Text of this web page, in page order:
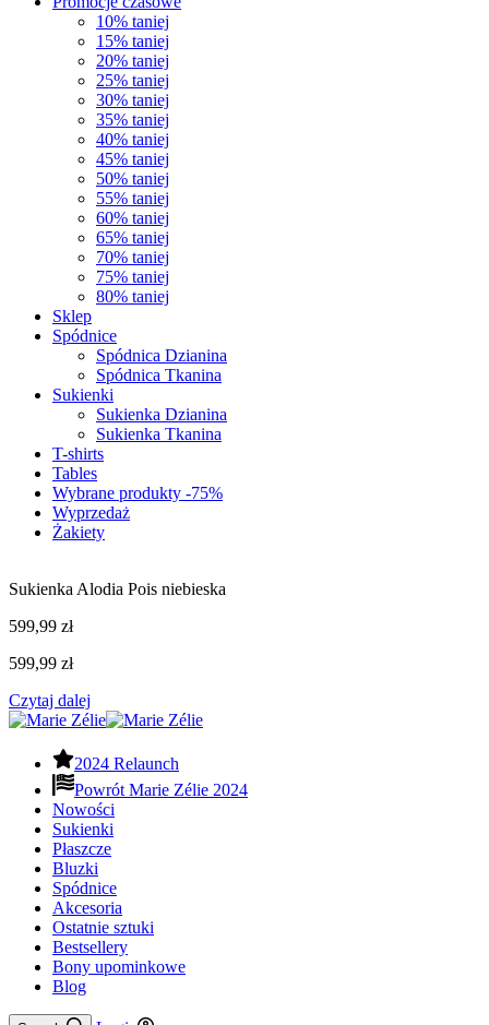
10% taniej
15% taniej
20% taniej
25% taniej
30% taniej
35% taniej
40% taniej
45% taniej
50% taniej
55% taniej
60% taniej
65% taniej
70% taniej
75% taniej
80% taniej
Sklep
Spódnice
Spódnica Dzianina
Spódnica Tkanina
Sukienki
Sukienka Dzianina
Sukienka Tkanina
T-shirts
Tables
Wybrane produkty -75%
Wyprzedaż
Żakiety
Sukienka Alodia Pois niebieska
599,99 zł
599,99 zł
Czytaj dalej
2024 Relaunch
Powrót Marie Zélie 2024
Nowości
Sukienki
Płaszcze
Bluzki
Spódnice
Akcesoria
Ostatnie sztuki
Bestsellery
Bony upominkowe
Blog